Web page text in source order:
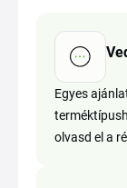
Egyes
olvasd el a